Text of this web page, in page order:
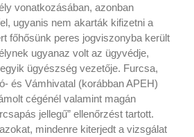
vonatkozásában, azonban
ugyanis nem akarták kifizetni a
főhősünk peres jogviszonyba került
ugyanaz volt az ügyvédje,
ügyészség vezetője. Furcsa,
és Vámhivatal (korábban APEH)
cégénél valamint magán
jellegű” ellenőrzést tartott.
mindenre kiterjedt a vizsgálat